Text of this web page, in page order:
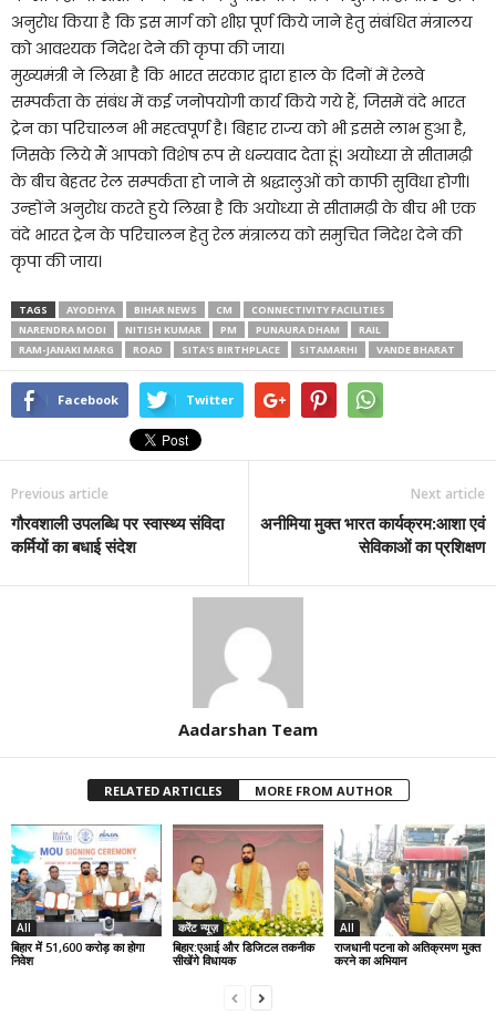
अनुरोध किया है कि इस मार्ग को शीघ्र पूर्ण किये जाने हेतु संबंधित मंत्रालय
को आवश्यक निदेश देने की कृपा की जाय।
मुख्यमंत्री ने लिखा है कि भारत सरकार द्वारा हाल के दिनों में रेलवे
सम्पर्कता के संबंध में कई जनोपयोगी कार्य किये गये हैं, जिसमें वंदे भारत
ट्रेन का परिचालन भी महत्वपूर्ण है। बिहार राज्य को भी इससे लाभ हुआ है,
जिसके लिये मैं आपको विशेष रूप से धन्यवाद देता हूं। अयोध्या से सीतामढ़ी
के बीच बेहतर रेल सम्पर्कता हो जाने से श्रद्धालुओं को काफी सुविधा होगी।
उन्होंने अनुरोध करते हुये लिखा है कि अयोध्या से सीतामढ़ी के बीच भी एक
वंदे भारत ट्रेन के परिचालन हेतु रेल मंत्रालय को समुचित निदेश देने की
कृपा की जाय।
TAGS AYODHYA BIHAR NEWS CM
CONNECTIVITY FACILITIES
NARENDRA MODI
NITISH KUMAR PM PUNAURA DHAM
RAIL
RAM-JANAKI MARG
ROAD SITA'S BIRTHPLACE SITAMARHI VANDE BHARAT
Facebook Twitter
Previous article
गौरवशाली उपलब्धि पर स्वास्थ्य संविदा
कर्मियों का बधाई संदेश
Next article
अनीमिया मुक्त भारत कार्यक्रम:आशा एवं
सेविकाओं का प्रशिक्षण
Aadarshan Team
RELATED ARTICLES MORE FROM AUTHOR
All
बिहार में 51,600 करोड़ का होगा
निवेश
करेंट न्यूज़
बिहार:एआई और डिजिटल तकनीक
सीखेंगे विधायक
All
राजधानी पटना को अतिक्रमण मुक्त
करने का अभियान